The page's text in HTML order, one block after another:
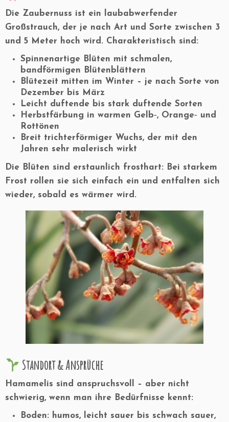
Die Zaubernuss ist ein
laubabwerfender
Großstrauch, der je nach Art und Sorte zwischen 3
und 5 Meter hoch wird. Charakteristisch sind:
Spinnenartige Blüten mit schmalen,
bandförmigen Blütenblättern
Blütezeit mitten im Winter – je nach Sorte von
Dezember bis März
Leicht duftende bis stark duftende Sorten
Herbstfärbung in warmen Gelb‑, Orange‑ und
Rottönen
Breit trichterförmiger Wuchs, der mit den
Jahren sehr malerisch wirkt
Die Blüten sind erstaunlich frosthart: Bei starkem
Frost rollen sie sich einfach ein und entfalten sich
wieder, sobald es wärmer wird.
Standort & Ansprüche
Hamamelis sind anspruchsvoll – aber nicht
schwierig, wenn man ihre Bedürfnisse kennt:
Boden: humos, leicht sauer bis schwach sauer,